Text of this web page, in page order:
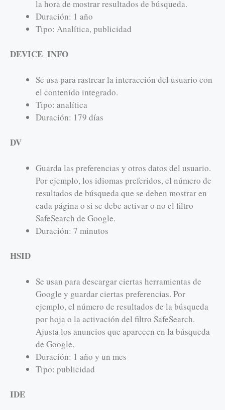
la hora de mostrar resultados de búsqueda.
Duración: 1 año
Tipo: Analítica, publicidad
DEVICE_INFO
Se usa para rastrear la interacción del usuario con
el contenido integrado.
Tipo: analítica
Duración: 179 días
DV
Guarda las preferencias y otros datos del usuario.
Por ejemplo, los idiomas preferidos, el número de
resultados de búsqueda que se deben mostrar en
cada página o si se debe activar o no el filtro
SafeSearch de Google.
Duración: 7 minutos
HSID
Se usan para descargar ciertas herramientas de
Google y guardar ciertas preferencias. Por
ejemplo, el número de resultados de la búsqueda
por hoja o la activación del filtro SafeSearch.
Ajusta los anuncios que aparecen en la búsqueda
de Google.
Duración: 1 año y un mes
Tipo: publicidad
IDE